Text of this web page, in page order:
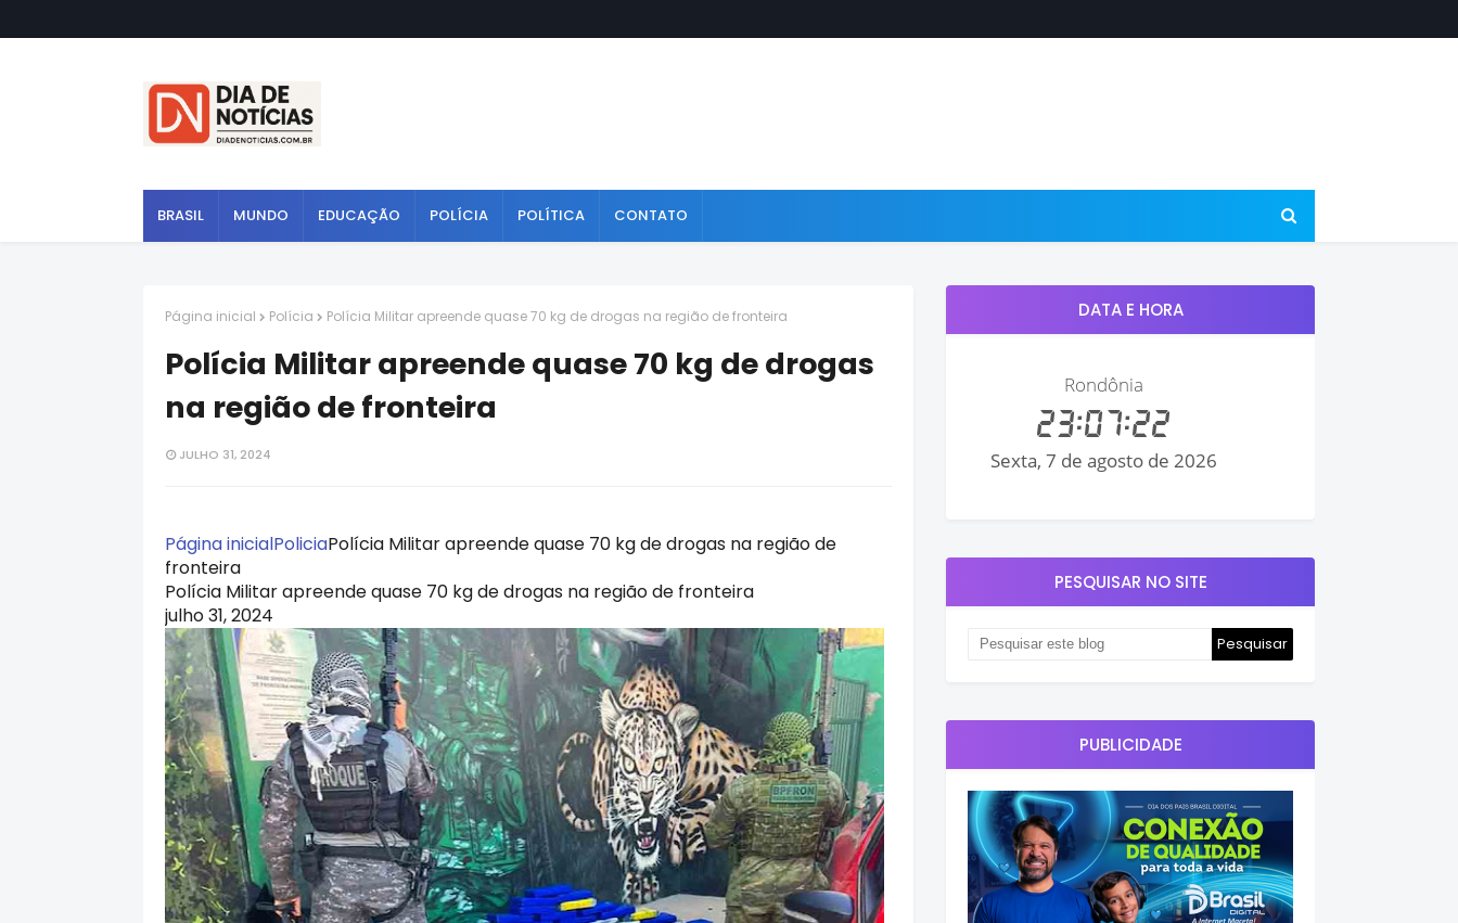
BRASIL MUNDO EDUCAÇÃO POLÍCIA POLÍTICA CONTATO
Página inicial Polícia Polícia Militar apreende quase 70 kg de drogas na região de fronteira
Polícia Militar apreende quase 70 kg de drogas
na região de fronteira
JULHO 31, 2024
Página inicialPoliciaPolícia Militar apreende quase 70 kg de drogas na região de
fronteira
Polícia Militar apreende quase 70 kg de drogas na região de fronteira
julho 31, 2024
DATA E HORA
PESQUISAR NO SITE
PUBLICIDADE